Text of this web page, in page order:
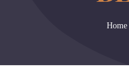
Home